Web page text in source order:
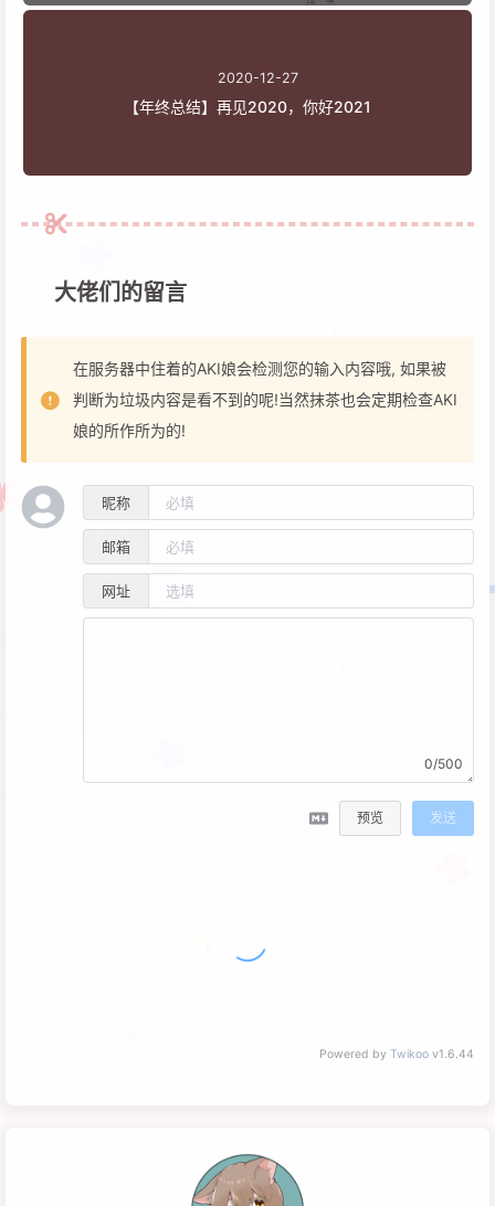
2020-12-27
【年终总结】再见2020，你好2021
大佬们的留言
在服务器中住着的AKI娘会检测您的输入内容哦, 如果被
判断为垃圾内容是看不到的呢!当然抹茶也会定期检查AKI
娘的所作所为的!
昵称
邮箱
网址
0/500
预览 发送
Powered by Twikoo v1.6.44